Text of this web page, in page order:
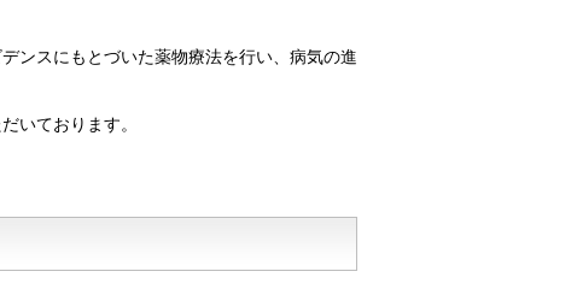
ンスにもとづいた薬物療法を行い、病気の進
いております。